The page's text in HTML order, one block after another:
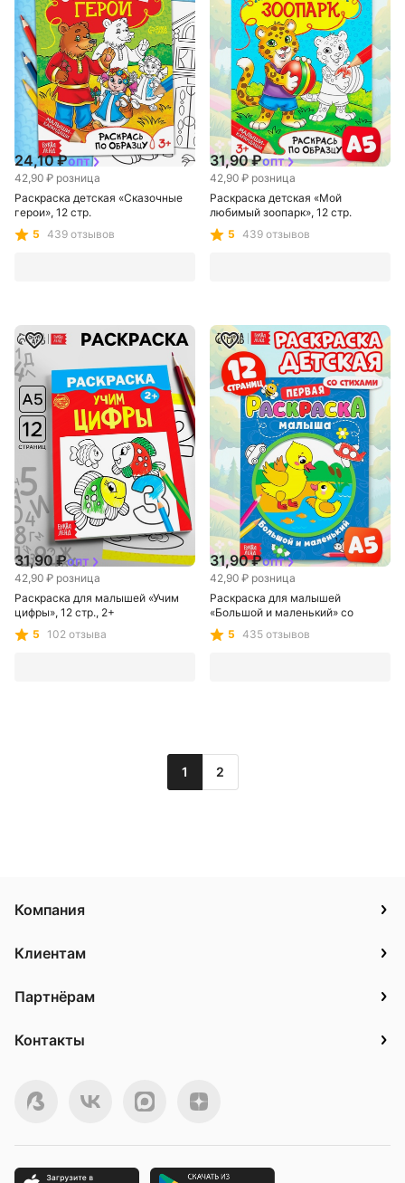
Сима-ленд
42,90 ₽ розница
24,10 ₽опт
Раскраска детская «Сказочные
герои», 12 стр.
5 439 отзывов
Сима-ленд
42,90 ₽ розница
31,90 ₽опт
Раскраска детская «Мой
любимый зоопарк», 12 стр.
5 439 отзывов
Сима-ленд
42,90 ₽ розница
31,90 ₽опт
Раскраска для малышей «Учим
цифры», 12 стр., 2+
5
102 отзыва
Сима-ленд
42,90 ₽ розница
31,90 ₽опт
Раскраска для малышей
«Большой и маленький» со
стихами, А5
5 435 отзывов
1 2
Компания
Клиентам
Партнёрам
Контакты